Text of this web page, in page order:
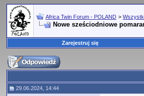
Africa Twin Forum - POLAND >
Nowe sześciodniowe
Zarejestruj się
29.06.2024, 14:44